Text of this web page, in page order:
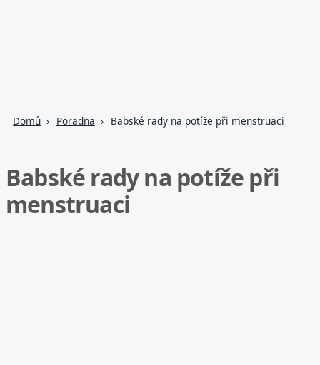
Domů Poradna Babské rady na potíže při menstruaci
Babské rady na potíže při
menstruaci